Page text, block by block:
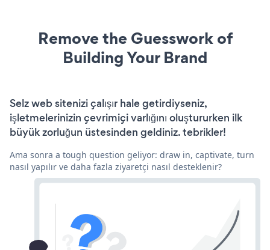
Remove the Guesswork of
Building Your Brand
Selz web sitenizi çalışır hale getirdiyseniz,
işletmelerinizin çevrimiçi varlığını oluştururken ilk
büyük zorluğun üstesinden geldiniz. tebrikler!
Ama sonra a tough question geliyor: draw in, captivate, turn
nasıl yapılır ve daha fazla ziyaretçi nasıl desteklenir?